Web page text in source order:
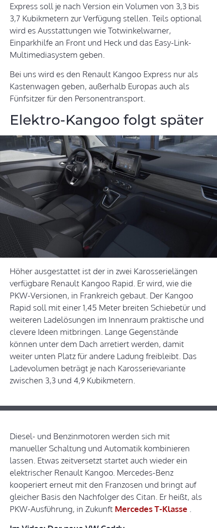
Express soll je nach Version ein Volumen von 3,3 bis
3,7 Kubikmetern zur Verfügung stellen. Teils optional
wird es Ausstattungen wie Totwinkelwarner,
Einparkhilfe an Front und Heck und das Easy-Link-
Multimediasystem geben.
Bei uns wird es den Renault Kangoo Express nur als
Kastenwagen geben, außerhalb Europas auch als
Fünfsitzer für den Personentransport.
Elektro-Kangoo folgt später
Höher ausgestattet ist der in zwei Karosserielängen
verfügbare Renault Kangoo Rapid. Er wird, wie die
PKW-Versionen, in Frankreich gebaut. Der Kangoo
Rapid soll mit einer 1,45 Meter breiten Schiebetür und
weiteren Ladelösungen im Innenraum praktische und
clevere Ideen mitbringen. Lange Gegenstände
können unter dem Dach arretiert werden, damit
weiter unten Platz für andere Ladung freibleibt. Das
Ladevolumen beträgt je nach Karosserievariante
zwischen 3,3 und 4,9 Kubikmetern.
Diesel- und Benzinmotoren werden sich mit
manueller Schaltung und Automatik kombinieren
lassen. Etwas zeitversetzt startet auch wieder ein
elektrischer Renault Kangoo. Mercedes-Benz
kooperiert erneut mit den Franzosen und bringt auf
gleicher Basis den Nachfolger des Citan. Er heißt, als
PKW-Ausführung, in Zukunft Mercedes T-Klasse .